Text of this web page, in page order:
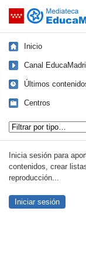
Saltar navegación
Inicio
Canal
Últimos
Centros
Inicia sesión para
contenidos, crear
reproducción...
Iniciar sesión